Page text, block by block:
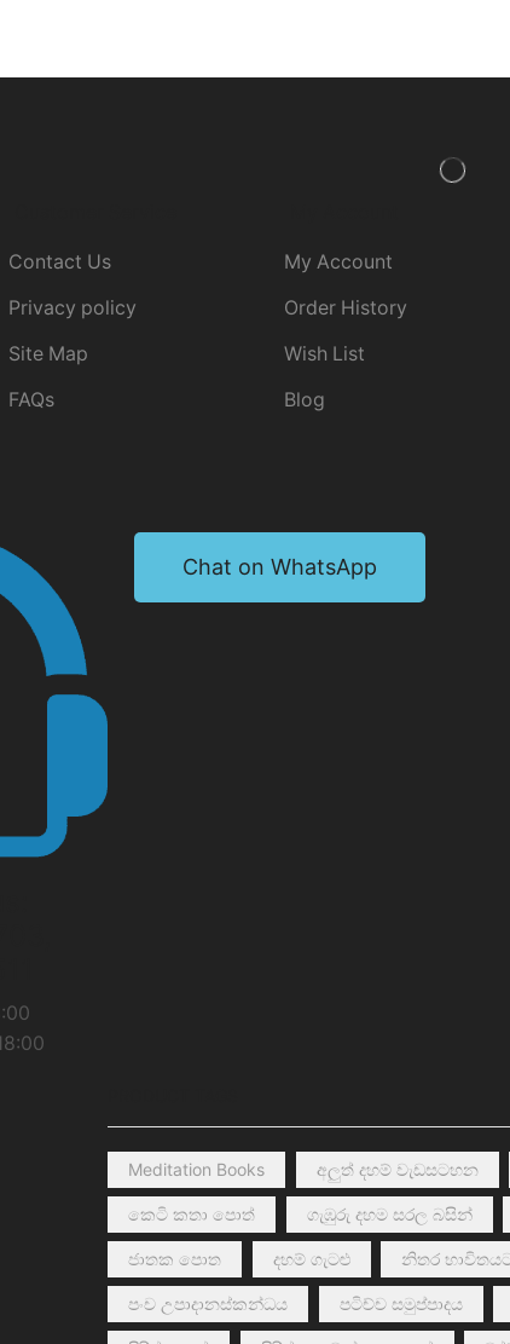
Contact Us
Privacy policy
Site Map
FAQs
My Account
Order History
Wish List
Blog
Chat on WhatsApp
Meditation Books අලුත් දහම් වැඩසටහන
කෙටි කතා පොත් ගැඹුරු දහම සරල බසින්
ජාතක පොත දහම් ගැටළු නිතර
පංච උපාදානස්කන්ධය පටිච්ච සමුප්පාදය